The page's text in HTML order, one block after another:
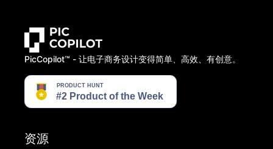
PicCopilot™️ - 让电子商务设计变得简单、高效、有创意。
资源